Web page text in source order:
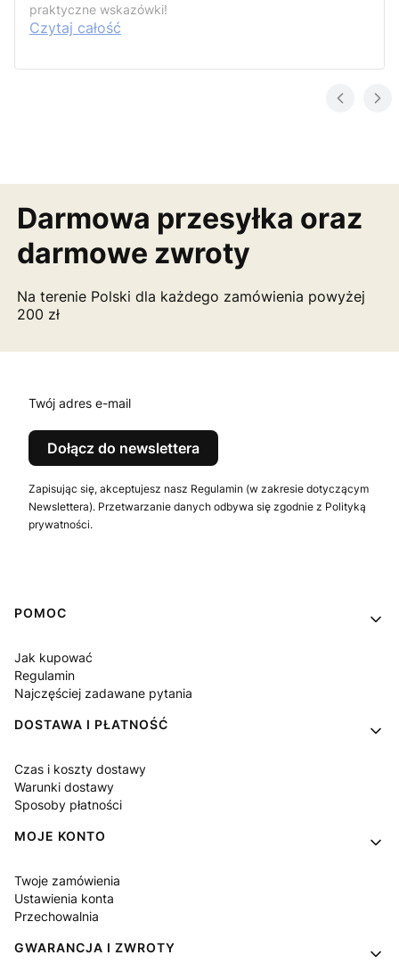
praktyczne wskazówki!
Czytaj całość
Darmowa przesyłka oraz
darmowe zwroty
Na terenie Polski dla każdego zamówienia powyżej
200 zł
Twój adres e-mail
Dołącz do newslettera
Zapisując się, akceptujesz nasz Regulamin (w zakresie dotyczącym
Newslettera). Przetwarzanie danych odbywa się zgodnie z Polityką
prywatności.
Linki w stopce
POMOC
Jak kupować
Regulamin
Najczęściej zadawane pytania
DOSTAWA I PŁATNOŚĆ
Czas i koszty dostawy
Warunki dostawy
Sposoby płatności
MOJE KONTO
Twoje zamówienia
Ustawienia konta
Przechowalnia
GWARANCJA I ZWROTY